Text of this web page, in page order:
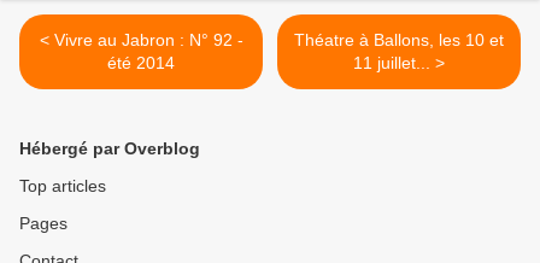
< Vivre au Jabron : N° 92 -
été 2014
Théatre à Ballons, les 10 et
11 juillet... >
Hébergé par Overblog
Top articles
Pages